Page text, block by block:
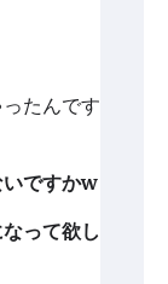
たんです
ですかw
って欲し